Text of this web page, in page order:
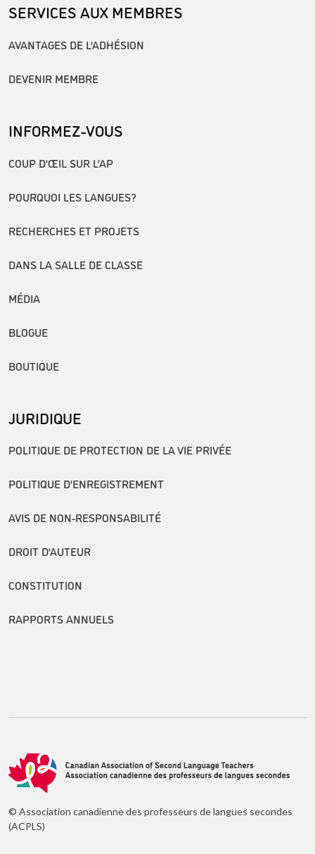
SERVICES AUX MEMBRES
AVANTAGES DE L’ADHÉSION
DEVENIR MEMBRE
INFORMEZ-VOUS
COUP D’ŒIL SUR L’AP
POURQUOI LES LANGUES?
RECHERCHES ET PROJETS
DANS LA SALLE DE CLASSE
MÉDIA
BLOGUE
BOUTIQUE
JURIDIQUE
POLITIQUE DE PROTECTION DE LA VIE PRIVÉE
POLITIQUE D’ENREGISTREMENT
AVIS DE NON-RESPONSABILITÉ
DROIT D’AUTEUR
CONSTITUTION
RAPPORTS ANNUELS
© Association canadienne des professeurs de langues secondes
(ACPLS)